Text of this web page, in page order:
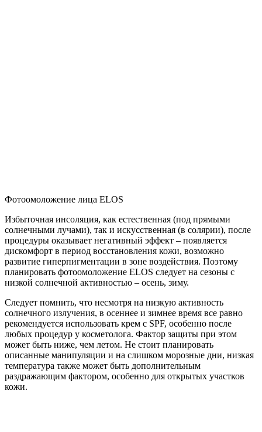
Фотоомоложение лица ELOS
Избыточная инсоляция, как естественная (под прямыми
солнечными лучами), так и искусственная (в солярии), после
процедуры оказывает негативный эффект – появляется
дискомфорт в период восстановления кожи, возможно
развитие гиперпигментации в зоне воздействия. Поэтому
планировать фотоомоложение ELOS следует на сезоны с
низкой солнечной активностью – осень, зиму.
Следует помнить, что несмотря на низкую активность
солнечного излучения, в осеннее и зимнее время все равно
рекомендуется использовать крем с SPF, особенно после
любых процедур у косметолога. Фактор защиты при этом
может быть ниже, чем летом. Не стоит планировать
описанные манипуляции и на слишком морозные дни, низкая
температура также может быть дополнительным
раздражающим фактором, особенно для открытых участков
кожи.